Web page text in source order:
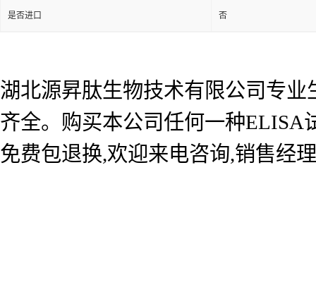
是否进口 否
湖北源昇肽生物技术有限公司专
齐全。购买本公司任何一种ELISA
免费包退换,欢迎来电咨询,销售经